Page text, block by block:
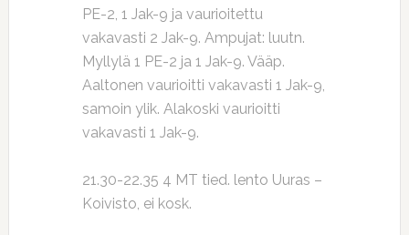
PE-2, 1 Jak-9 ja vaurioitettu
vakavasti 2 Jak-9. Ampujat: luutn.
Myllylä 1 PE-2 ja 1 Jak-9. Vääp.
Aaltonen vaurioitti vakavasti 1 Jak-9,
samoin ylik. Alakoski vaurioitti
vakavasti 1 Jak-9.
21.30-22.35 4 MT tied. lento Uuras –
Koivisto, ei kosk.